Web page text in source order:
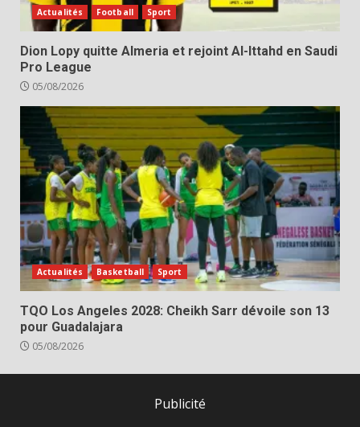
Actualités Football Sport
Dion Lopy quitte Almeria et rejoint Al-Ittahd en Saudi
Pro League
05/08/2026
Actualités Basketball Sport
TQO Los Angeles 2028: Cheikh Sarr dévoile son 13
pour Guadalajara
05/08/2026
Publicité